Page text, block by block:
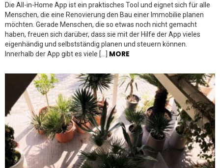
Die All-in-Home App ist ein praktisches Tool und eignet sich für alle
Menschen, die eine Renovierung den Bau einer Immobilie planen
möchten. Gerade Menschen, die so etwas noch nicht gemacht
haben, freuen sich darüber, dass sie mit der Hilfe der App vieles
eigenhändig und selbstständig planen und steuern können.
Innerhalb der App gibt es viele […] MORE